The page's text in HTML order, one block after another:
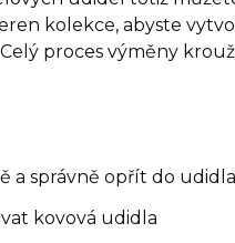
kolekce, abyste
proces výměny
a správně opřít do udidla
kovová udidla